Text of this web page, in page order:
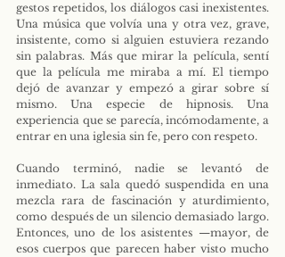
gestos repetidos, los diálogos casi inexistentes.
Una música que volvía una y otra vez, grave,
insistente, como si alguien estuviera rezando
sin palabras. Más que mirar la película, sentí
que la película me miraba a mí. El tiempo
dejó de avanzar y empezó a girar sobre sí
mismo. Una especie de hipnosis. Una
experiencia que se parecía, incómodamente, a
entrar en una iglesia sin fe, pero con respeto.
Cuando terminó, nadie se levantó de
inmediato. La sala quedó suspendida en una
mezcla rara de fascinación y aturdimiento,
como después de un silencio demasiado largo.
Entonces, uno de los asistentes —mayor, de
esos cuerpos que parecen haber visto mucho